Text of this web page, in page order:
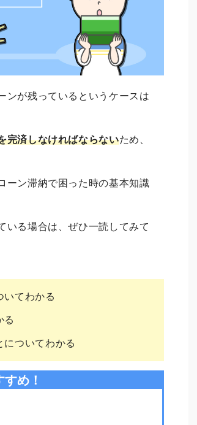
ンが残っているというケースは
完済しなければならないため、
ーン滞納で困った時の基本知識
いる場合は、ぜひ一読してみて
いてわかる
る
ついてわかる
め！